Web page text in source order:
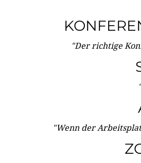
"Der richtige
"Wenn der